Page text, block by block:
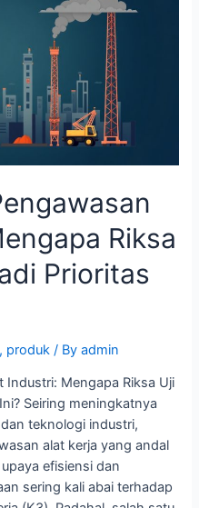
Riksa
Prioritas
, produk / Byadmin
Industri: Mengapa Riksa Uji
Seiring meningkatnya
teknologi industri,
alat kerja yang andal
efisiensi dan
sering kali abai terhadap